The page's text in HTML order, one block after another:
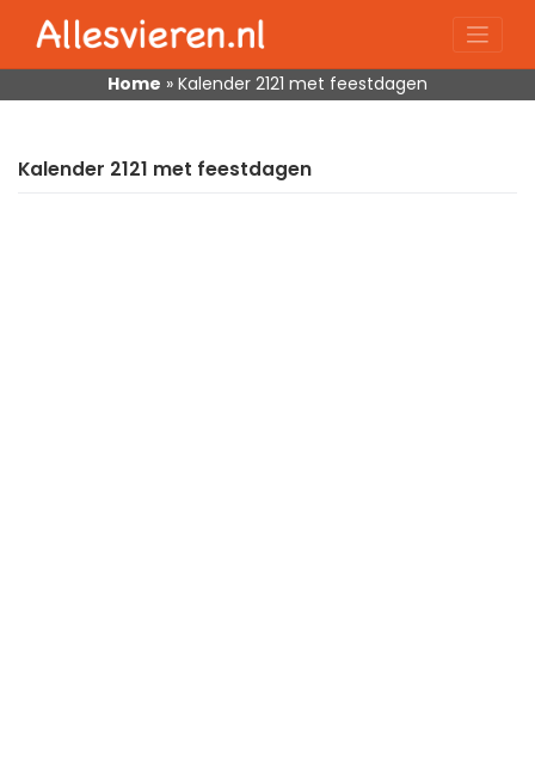
content
Home » Kalender 2121 met feestdagen
Kalender 2121 met feestdagen